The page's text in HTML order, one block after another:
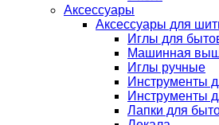
Аксессуары
Аксессуары для
Иглы для
Машинная
Иглы ручные
Инструменты
Инструменты
Лапки для